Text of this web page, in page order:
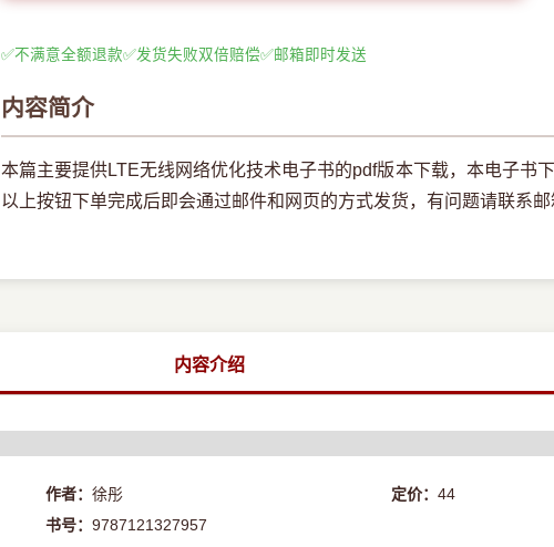
✅不满意全额退款✅发货失败双倍赔偿✅邮箱即时发送
内容简介
本篇主要提供LTE无线网络优化技术电子书的pdf版本下载，本电子书
以上按钮下单完成后即会通过邮件和网页的方式发货，有问题请联系
内容介绍
作者： 徐彤 定价： 44
书号： 9787121327957